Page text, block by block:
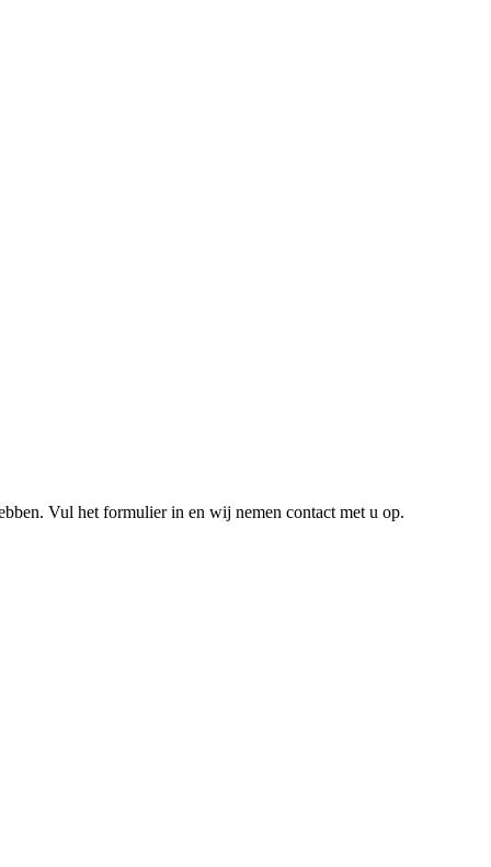
Vul het formulier in en wij nemen contact met u op.